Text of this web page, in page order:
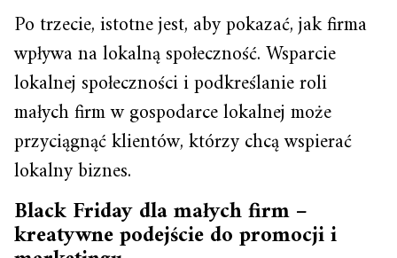
Po trzecie, istotne jest, aby pokazać, jak firma
wpływa na lokalną społeczność. Wsparcie
lokalnej społeczności i podkreślanie roli
małych firm w gospodarce lokalnej może
przyciągnąć klientów, którzy chcą wspierać
lokalny biznes.
Black Friday dla małych firm –
kreatywne podejście do promocji i